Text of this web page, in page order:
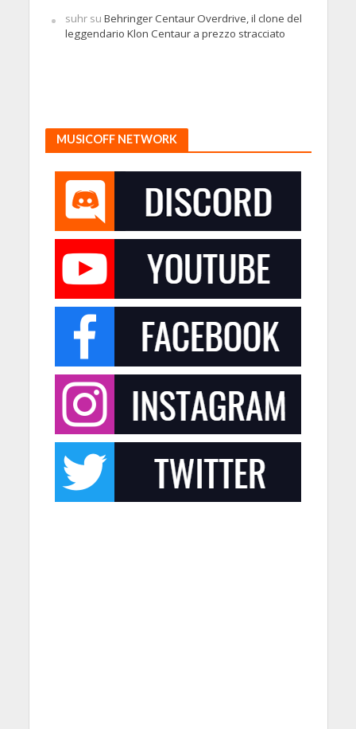
suhrsu Behringer Centaur Overdrive, il clone del
leggendario Klon Centaur a prezzo stracciato
MUSICOFF NETWORK